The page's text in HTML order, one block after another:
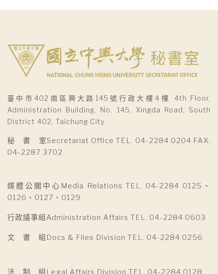
臺中市402南區興大路145號行政大樓4樓 4th Floor,
Administration Building, No. 145, Xingda Road, South
District 402, Taichung City
秘 書 室Secretariat Office TEL. 04-2284 0204 FAX.
04-2287 3702
媒體公關中心Media Relations TEL. 04-2284 0125、
0126、0127、0129
行政議事組Administration Affairs TEL. 04-2284 0603
文 書 組Docs & Files Division TEL. 04-2284 0256
法 制 組Legal Affairs Division TEL. 04-2284 0128